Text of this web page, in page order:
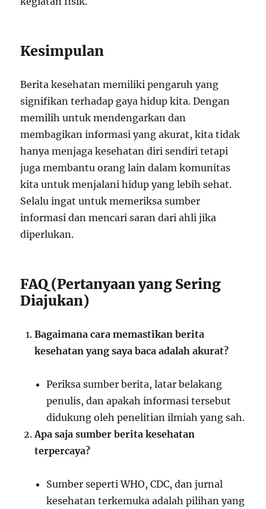
Kesimpulan
Berita kesehatan memiliki pengaruh yang
signifikan terhadap gaya hidup kita. Dengan
memilih untuk mendengarkan dan
membagikan informasi yang akurat, kita tidak
hanya menjaga kesehatan diri sendiri tetapi
juga membantu orang lain dalam komunitas
kita untuk menjalani hidup yang lebih sehat.
Selalu ingat untuk memeriksa sumber
informasi dan mencari saran dari ahli jika
diperlukan.
FAQ (Pertanyaan yang Sering
Diajukan)
Bagaimana cara memastikan berita
kesehatan yang saya baca adalah akurat?
Periksa sumber berita, latar belakang
penulis, dan apakah informasi tersebut
didukung oleh penelitian ilmiah yang sah.
Apa saja sumber berita kesehatan
terpercaya?
Sumber seperti WHO, CDC, dan jurnal
kesehatan terkemuka adalah pilihan yang